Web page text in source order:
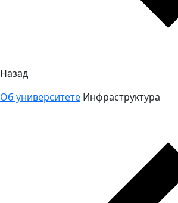
Назад
Об университете Инфраструктура